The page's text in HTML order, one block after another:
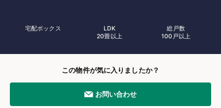
宅配ボックス
LDK
20畳以上
総戸数
100戸以上
この物件が気に入りましたか？
お問い合わせ